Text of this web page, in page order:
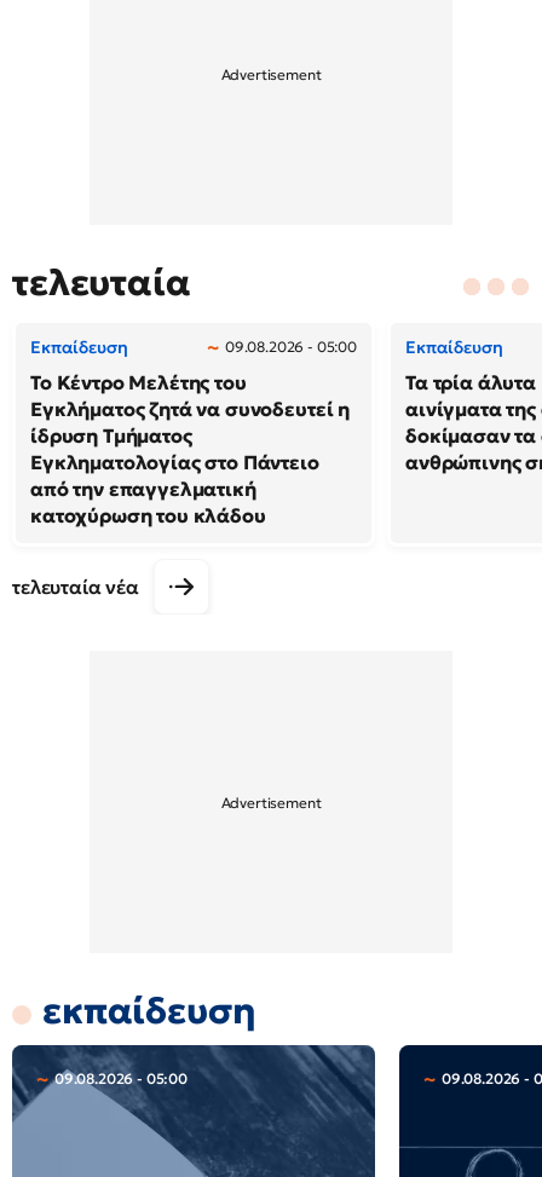
τελευταία
Εκπαίδευση 09.08.2026 - 05:00
Το Κέντρο Μελέτης του
Εγκλήματος ζητά να συνοδευτεί η
ίδρυση Τμήματος
Εγκληματολογίας στο Πάντειο
από την επαγγελματική
κατοχύρωση του κλάδου
Εκπαίδευση
Τα τρία
αινίγματα
δοκίμασαν τα
ανθρώπινης
τελευταία νέα
εκπαίδευση
09.08.2026 - 05:00 09.08.2026 -